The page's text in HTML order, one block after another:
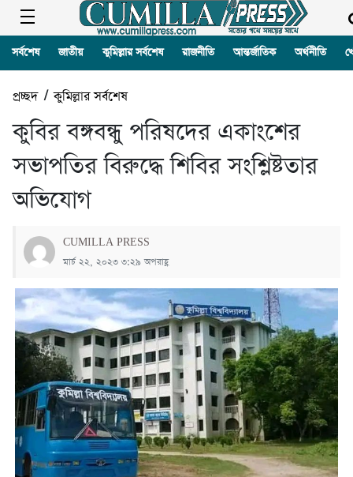
সর্বশেষ জাতীয় কুমিল্লার সর্বশেষ রাজনীতি আন্তর্জাতিক অর্থনীতি
প্রচ্ছদ/কুমিল্লার সর্বশেষ
কুবির বঙ্গবন্ধু পরিষদের একাংশের
সভাপতির বিরুদ্ধে শিবির সংশ্লিষ্টতার
অভিযোগ
CUMILLA PRESS
মার্চ ২২, ২০২৩ ৩:২৯ অপরাহ্ণ